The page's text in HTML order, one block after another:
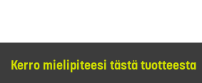
Kerro mielipiteesi tästä tuotteesta